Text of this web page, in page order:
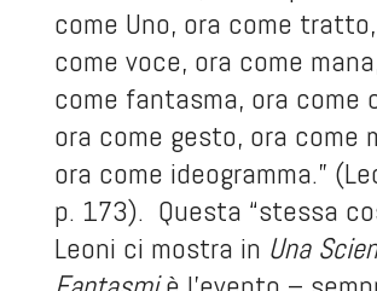
come Uno, ora come
come voce, ora come
come fantasma, ora come
ora come gesto, ora come
ora come ideogramma.”
p. 173). Questa “stessa
Leoni ci mostra in Una